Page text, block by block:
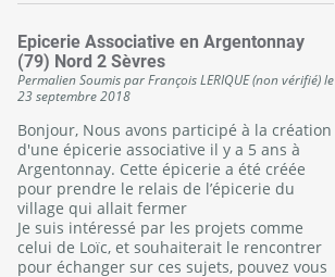
Epicerie Associative en Argentonnay
(79) Nord 2 Sèvres
PermalienSoumis parFrançois LERIQUE (non vérifié)le
23 septembre 2018
Bonjour, Nous avons participé à la création
d'une épicerie associative il y a 5 ans à
Argentonnay. Cette épicerie a été créée
pour prendre le relais de l’épicerie du
village qui allait fermer
Je suis intéressé par les projets comme
celui de Loïc, et souhaiterait le rencontrer
pour échanger sur ces sujets, pouvez vous